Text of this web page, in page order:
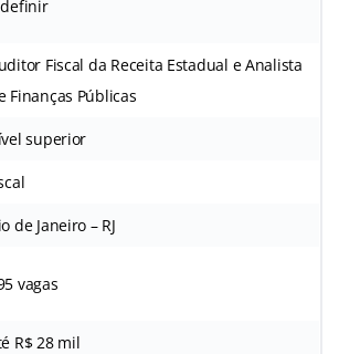
Fiscal da Receita Estadual e Analista
Finanças Públicas
superior
de Janeiro – RJ
vagas
R$ 28 mil